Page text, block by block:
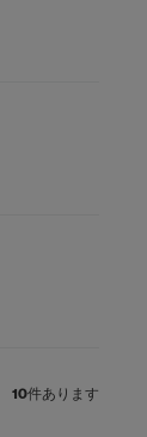
10件あります